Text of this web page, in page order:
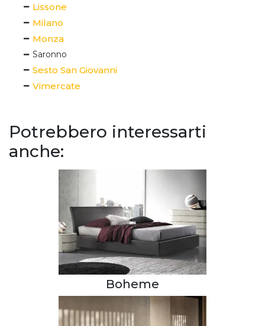
Lissone
Milano
Monza
Saronno
Sesto San Giovanni
Vimercate
Potrebbero interessarti
anche:
Boheme